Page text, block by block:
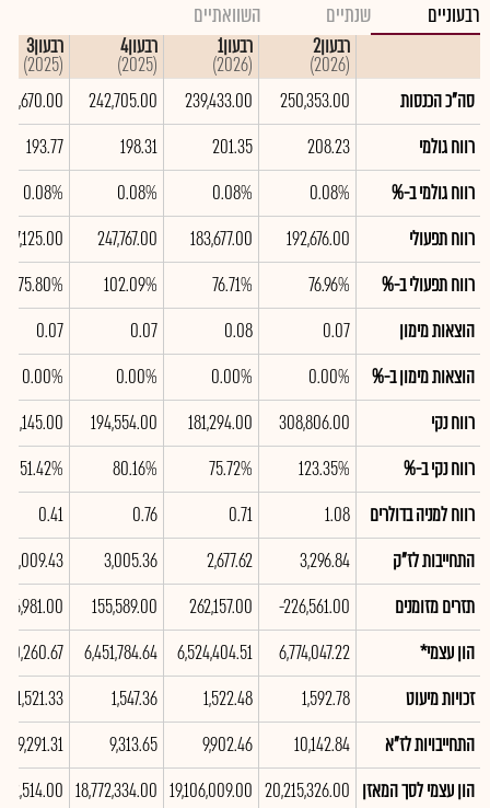
רבעוניים שנתיים השוואתיים
רבעון2
(2026)
רבעון1
(2026)
רבעון4
(2025)
רבעון3
(2025)
סה"כ הכנסות
250,353.00
239,433.00
242,705.00
רווח גולמי
208.23
201.35
198.31
193.77
רווח גולמי ב-%
0.08%
0.08%
0.08%
0.08%
רווח תפעולי
192,676.00
183,677.00
247,767.00
177,125.00
רווח תפעולי ב-%
76.96%
76.71%
102.09%
75.80%
הוצאות מימון
0.07
0.08
0.07
0.07
הוצאות מימון ב-%
0.00%
0.00%
0.00%
0.00%
רווח נקי
308,806.00
181,294.00
194,554.00
רווח נקי ב-%
123.35%
75.72%
80.16%
51.42%
רווח למניה בדולרים
1.08
0.71
0.76
0.41
התחייבות לז"ק
3,296.84
2,677.62
3,005.36
3,009.43
תזרים מזומנים
-226,561.00
262,157.00
155,589.00
146,981.00
הון עצמי*
6,774,047.22
6,524,404.51
6,451,784.64
זכויות מיעוט
1,592.78
1,522.48
1,547.36
1,521.33
התחייבויות לז"א
10,142.84
9,902.46
9,313.65
9,291.31
הון עצמי לסך המאזן 20,215,326.00
19,106,009.00
18,772,334.00